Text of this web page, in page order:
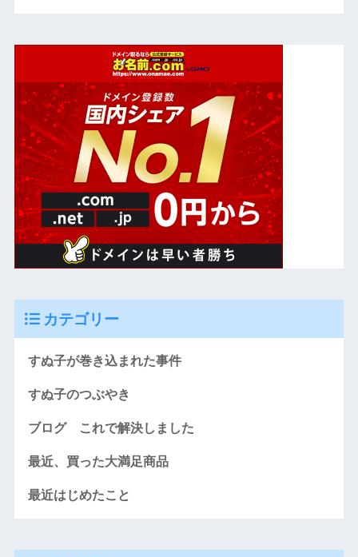
カテゴリー
すぬ子が巻き込まれた事件
すぬ子のつぶやき
ブログ これで解決しました
最近、買った大満足商品
最近はじめたこと